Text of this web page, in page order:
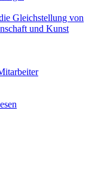
Gleichstellung von
und Kunst